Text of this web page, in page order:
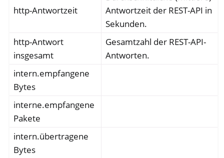
http-Antwortzeit
Antwortzeit der REST-API in
Sekunden.
http-Antwort
insgesamt
Gesamtzahl der REST-API-
Antworten.
intern.empfangene
Bytes
interne.empfangene
Pakete
intern.übertragene
Bytes